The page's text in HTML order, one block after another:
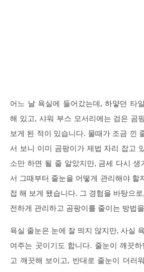
어느 날 욕실에 들어갔는데, 하얗던 타
해 있고, 샤워 부스 모서리에는 검은 곰
보게 된 적이 있습니다. 물때가 조금 낀
서 보니 이미 곰팡이가 제법 자리 잡고
소만 하면 될 줄 알았지만, 금세 다시 생
서 그때부터 줄눈을 어떻게 관리해야 할
접 해 보게 됐습니다. 그 경험을 바탕으
전하게 관리하고 곰팡이를 줄이는 방법
욕실 줄눈은 눈에 잘 띄지 않지만, 사실
여주는 곳이기도 합니다. 줄눈이 깨끗
고 깨끗해 보이고, 반대로 줄눈이 더러